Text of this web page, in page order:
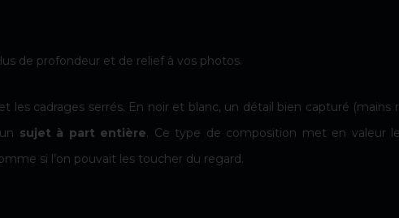
de profondeur et de relief à vos photos.
les cadrages serrés. En noir et blanc, un détail bien capturé (mains
sujet à part entière. Ce type de composition met en valeur
si l’on pouvait les toucher du regard.